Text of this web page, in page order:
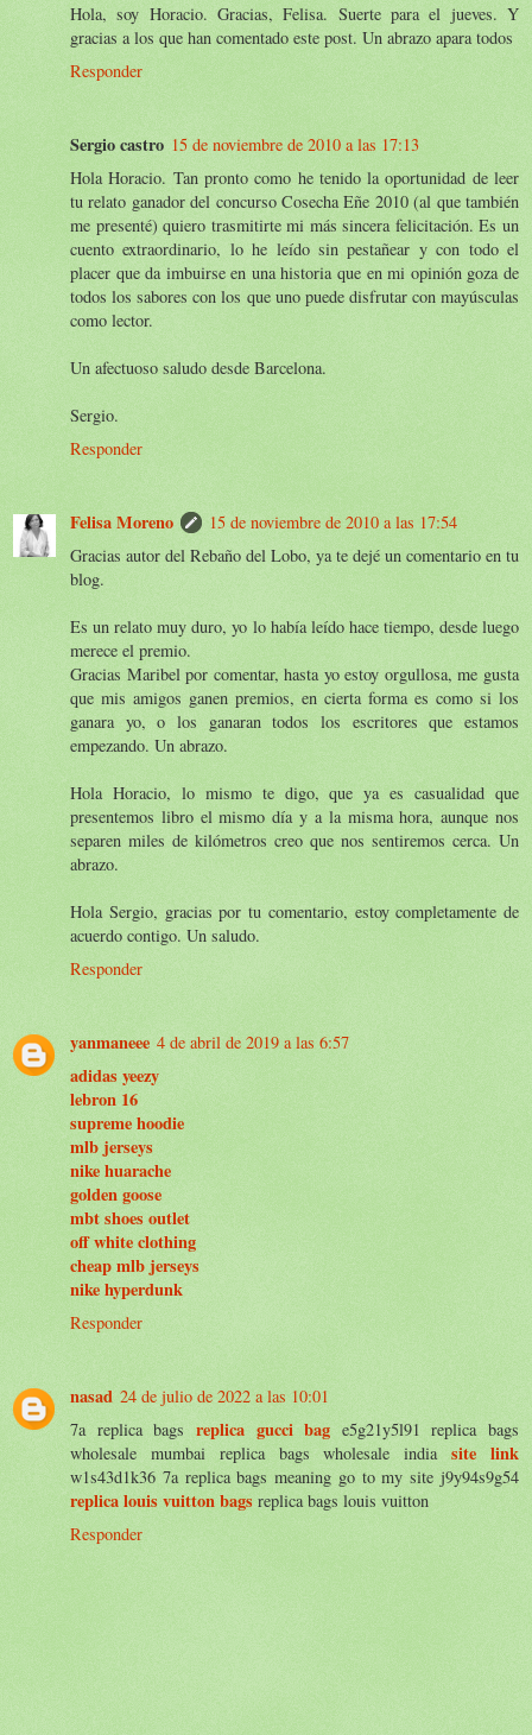
Hola, soy Horacio. Gracias, Felisa. Suerte para el jueves. Y
gracias a los que han comentado este post. Un abrazo apara todos
Responder
Sergio castro 15 de noviembre de 2010 a las 17:13
Hola Horacio. Tan pronto como he tenido la oportunidad de leer
tu relato ganador del concurso Cosecha Eñe 2010 (al que también
me presenté) quiero trasmitirte mi más sincera felicitación. Es un
cuento extraordinario, lo he leído sin pestañear y con todo el
placer que da imbuirse en una historia que en mi opinión goza de
todos los sabores con los que uno puede disfrutar con mayúsculas
como lector.
Un afectuoso saludo desde Barcelona.
Sergio.
Responder
Felisa Moreno
15 de noviembre de 2010 a las 17:54
Gracias autor del Rebaño del Lobo, ya te dejé un comentario en tu
blog.
Es un relato muy duro, yo lo había leído hace tiempo, desde luego
merece el premio.
Gracias Maribel por comentar, hasta yo estoy orgullosa, me gusta
que mis amigos ganen premios, en cierta forma es como si los
ganara yo, o los ganaran todos los escritores que estamos
empezando. Un abrazo.
Hola Horacio, lo mismo te digo, que ya es casualidad que
presentemos libro el mismo día y a la misma hora, aunque nos
separen miles de kilómetros creo que nos sentiremos cerca. Un
abrazo.
Hola Sergio, gracias por tu comentario, estoy completamente de
acuerdo contigo. Un saludo.
Responder
yanmaneee 4 de abril de 2019 a las 6:57
adidas yeezy
lebron 16
supreme hoodie
mlb jerseys
nike huarache
golden goose
mbt shoes outlet
off white clothing
cheap mlb jerseys
nike hyperdunk
Responder
nasad 24 de julio de 2022 a las 10:01
7a replica bags replica gucci bag e5g21y5l91 replica bags
wholesale mumbai replica bags wholesale indiasite link
w1s43d1k36 7a replica bags meaning go to my site j9y94s9g54
replica louis vuitton bags replica bags louis vuitton
Responder